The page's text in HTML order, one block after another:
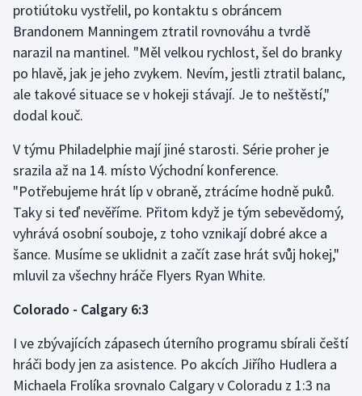
Rychlostní kanoistika
Short track
Sportovní střelba
Stolní tenis
Triatlon
Veslování
Vodní slalom
Ostatní
protiútoku vystřelil, po kontaktu s obráncem
Brandonem Manningem ztratil rovnováhu a tvrdě
narazil na mantinel. "Měl velkou rychlost, šel do branky
po hlavě, jak je jeho zvykem. Nevím, jestli ztratil balanc,
ale takové situace se v hokeji stávají. Je to neštěstí,"
dodal kouč.
V týmu Philadelphie mají jiné starosti. Série proher je
srazila až na 14. místo Východní konference.
"Potřebujeme hrát líp v obraně, ztrácíme hodně puků.
Taky si teď nevěříme. Přitom když je tým sebevědomý,
vyhrává osobní souboje, z toho vznikají dobré akce a
šance. Musíme se uklidnit a začít zase hrát svůj hokej,"
mluvil za všechny hráče Flyers Ryan White.
Colorado - Calgary 6:3
I ve zbývajících zápasech úterního programu sbírali čeští
hráči body jen za asistence. Po akcích Jiřího Hudlera a
Michaela Frolíka srovnalo Calgary v Coloradu z 1:3 na